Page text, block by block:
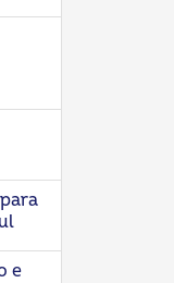
e